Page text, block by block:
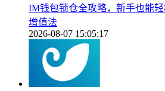
IM钱包锁仓全攻略，新手也能
增值法
2026-08-07 15:05:17